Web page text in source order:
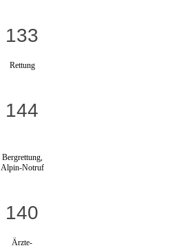
133
Rettung
144
Bergrettung,
Alpin-Notruf
140
Ärzte-